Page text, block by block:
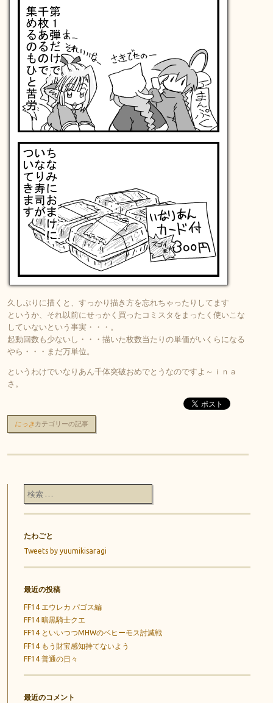
久しぶりに描くと、すっかり描き方を忘れちゃったりしてます
というか、それ以前にせっかく買ったコミスタをまったく使いこな
していないという事実・・・。
起動回数も少ないし・・・描いた枚数当たりの単価がいくらになる
やら・・・まだ万単位。
というわけでいなりあん千体突破おめでとうなのですよ～ｉｎａ
さ。
にっきカテゴリーの記事
検索
たわごと
Tweets by yuumikisaragi
最近の投稿
FF14 エウレカ パゴス編
FF14 暗黒騎士クエ
FF14 といいつつMHWのベヒーモス討滅戦
FF14 もう財宝感知持てないよう
FF14 普通の日々
最近のコメント